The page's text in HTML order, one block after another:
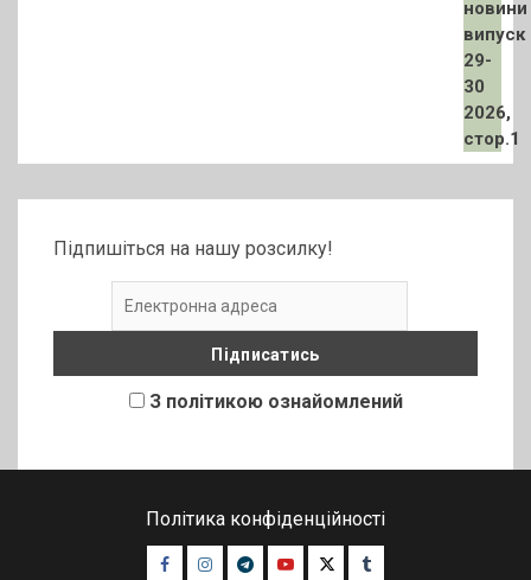
Підпишіться на нашу розсилку!
З політикою ознайомлений
Політика конфіденційності
Facebook
Instagram
TelegramYoutubeTwitterTumblr